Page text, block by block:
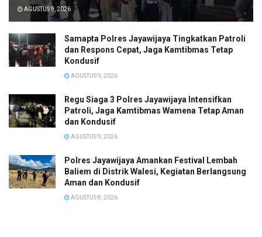
AGUSTUS 9, 2026
Samapta Polres Jayawijaya Tingkatkan Patroli
dan Respons Cepat, Jaga Kamtibmas Tetap
Kondusif
AGUSTUS 9, 2026
Regu Siaga 3 Polres Jayawijaya Intensifkan
Patroli, Jaga Kamtibmas Wamena Tetap Aman
dan Kondusif
AGUSTUS 9, 2026
Polres Jayawijaya Amankan Festival Lembah
Baliem di Distrik Walesi, Kegiatan Berlangsung
Aman dan Kondusif
AGUSTUS 8, 2026